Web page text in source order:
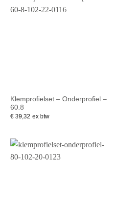
Klemprofielset – Onderprofiel –
60.8
€39,32 ex btw